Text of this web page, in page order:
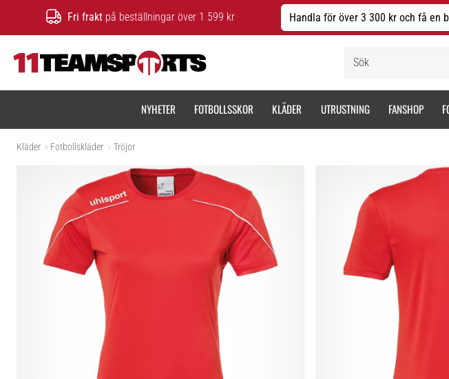
Fri frakt på beställningar över 1 599 kr Handla för över 3 300 kr och få en
NYHETER FOTBOLLSSKOR KLÄDER UTRUSTNING FANSHOP
Kläder Fotbollskläder Tröjor